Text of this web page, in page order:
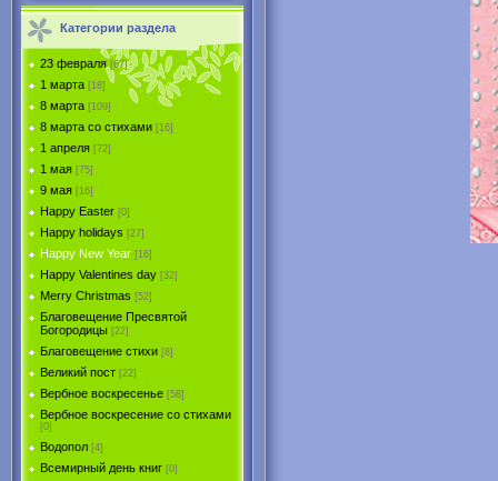
Категории раздела
23 февраля [67]
1 марта [18]
8 марта [109]
8 марта со стихами [16]
1 апреля [72]
1 мая [75]
9 мая [16]
Happy Easter [0]
Happy holidays [27]
Happy New Year [16]
Happy Valentines day [32]
Merry Christmas [52]
Благовещение Пресвятой
Богородицы [22]
Благовещение стихи [8]
Великий пост [22]
Вербное воскресенье [58]
Вербное воскресение со стихами
[0]
Водопол [4]
Всемирный день книг [0]